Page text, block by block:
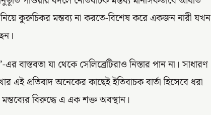
কুরুচিকর মন্তব্য না করতে-বিশেষ করে একজন নারী যখন
বাস্তবতা যা থেকে সেলিব্রেটিরাও নিস্তার পান না। সাধারণ
প্রতিবাদ অনেকের কাছেই ইতিবাচক বার্তা হিসেবে ধরা
বিরুদ্ধে এ এক শক্ত অবস্থান।